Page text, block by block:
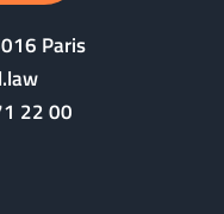
Paris
22 00